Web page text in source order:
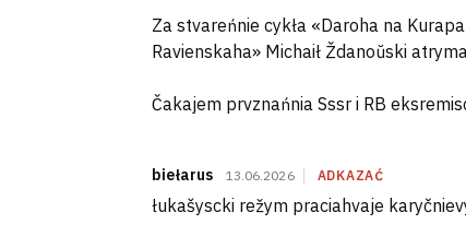
Za stvareńnie cykła «Daroha na
Ravienskaha» Michaił Ždanoŭski
Čakajem prvznańnia Sssr i RB
biełarus 13.06.2026 ADKAZAĆ
łukašyscki režym praciahvaje